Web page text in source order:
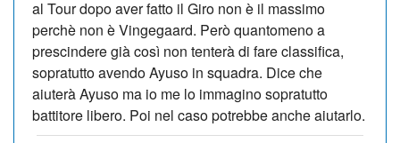
al Tour dopo aver fatto il Giro non è il massimo
perchè non è Vingegaard. Però quantomeno a
prescindere già così non tenterà di fare classifica,
sopratutto avendo Ayuso in squadra. Dice che
aiuterà Ayuso ma io me lo immagino sopratutto
battitore libero. Poi nel caso potrebbe anche aiutarlo.